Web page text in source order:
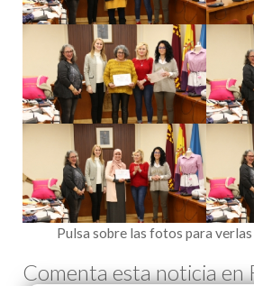
Pulsa sobre las fotos para
Comenta esta noticia en